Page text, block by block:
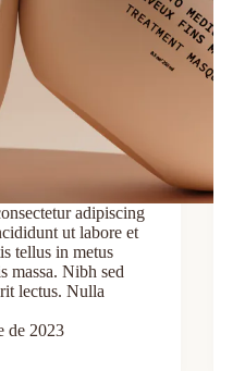
adipiscing
ut labore et
tellus in metus
massa. Nibh sed
lectus. Nulla
de 2023